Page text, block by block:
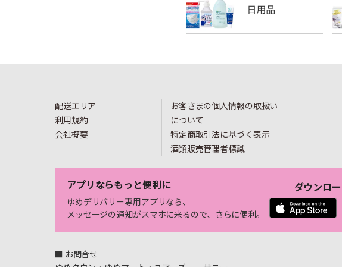
配送エリア
利用規約
会社概要
お客さまの個人情報の取扱い
について
特定商取引法に基づく表示
酒類販売管理者標識
アプリならもっと便利に
ゆめデリバリー専用アプリなら、
メッセージの通知がスマホに来るので、さらに便利。
ダウンロ
■ お問合せ